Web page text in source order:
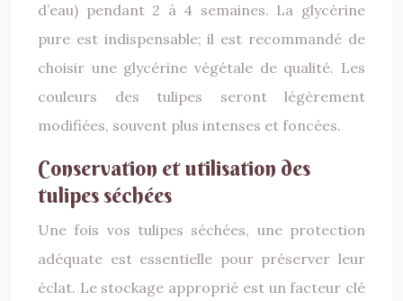
d’eau) pendant 2 à 4 semaines. La glycérine
pure est indispensable; il est recommandé de
choisir une glycérine végétale de qualité. Les
couleurs des tulipes seront légèrement
modifiées, souvent plus intenses et foncées.
Conservation et utilisation des
tulipes séchées
Une fois vos tulipes séchées, une protection
adéquate est essentielle pour préserver leur
éclat. Le stockage approprié est un facteur clé